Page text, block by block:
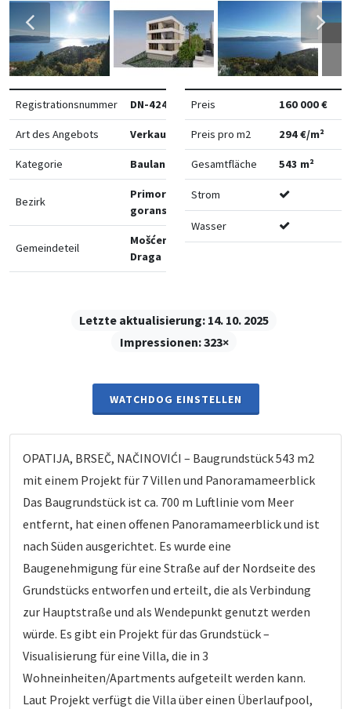
Registrationsnummer DN-42408
Art des Angebots Verkauf
Kategorie Bauland
Bezirk
Primorsko-
goranska
Gemeindeteil
Mošćenička
Draga
Preis 160 000 €
Preis pro m2 294 €/m²
Gesamtfläche 543 m²
Strom
Wasser
Letzte aktualisierung: 14. 10. 2025
Impressionen:323×
WATCHDOG EINSTELLEN
OPATIJA, BRSEČ, NAČINOVIĆI – Baugrundstück 543 m2
mit einem Projekt für 7 Villen und Panoramameerblick
Das Baugrundstück ist ca. 700 m Luftlinie vom Meer
entfernt, hat einen offenen Panoramameerblick und ist
nach Süden ausgerichtet. Es wurde eine
Baugenehmigung für eine Straße auf der Nordseite des
Grundstücks entworfen und erteilt, die als Verbindung
zur Hauptstraße und als Wendepunkt genutzt werden
würde. Es gibt ein Projekt für das Grundstück –
Visualisierung für eine Villa, die in 3
Wohneinheiten/Apartments aufgeteilt werden kann.
Laut Projekt verfügt die Villa über einen Überlaufpool,